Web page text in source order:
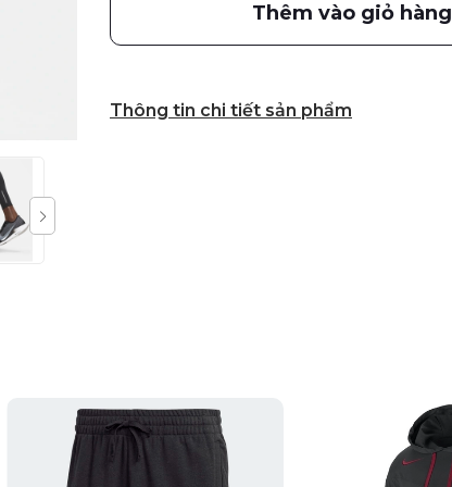
Thêm vào giỏ hàng
Thông tin chi tiết sản phẩm